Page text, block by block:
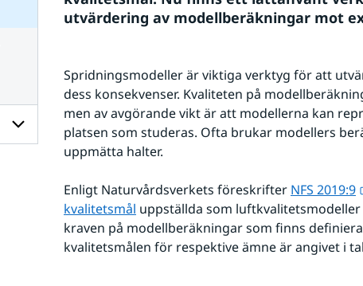
utvärdering av modellberäkningar mot
Spridningsmodeller är viktiga verktyg för att
dess konsekvenser. Kvaliteten på
men av avgörande vikt är att modellerna kan
platsen som studeras. Ofta brukar modellers
uppmätta halter.
Enligt Naturvårdsverkets föreskrifter NFS 2019:9
kvalitetsmål uppställda som
kraven på modellberäkningar som finns
kvalitetsmålen för respektive ämne är angivet i